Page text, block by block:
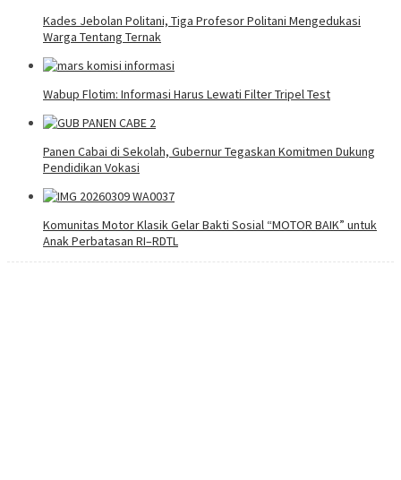
Kades Jebolan Politani, Tiga Profesor Politani Mengedukasi
Warga Tentang Ternak
Wabup Flotim: Informasi Harus Lewati Filter Tripel Test
Panen Cabai di Sekolah, Gubernur Tegaskan Komitmen Dukung
Pendidikan Vokasi
Komunitas Motor Klasik Gelar Bakti Sosial “MOTOR BAIK” untuk
Anak Perbatasan RI–RDTL